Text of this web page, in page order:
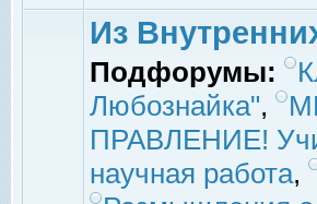
Из
Подфорумы:
Любознайка",
ПРАВЛЕНИЕ!
научная работа,